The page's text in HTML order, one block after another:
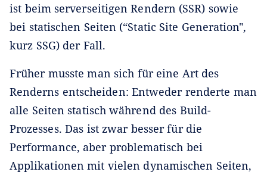
ist beim serverseitigen Rendern (SSR) sowie
bei statischen Seiten (“Static Site Generation",
kurz SSG) der Fall.
Früher musste man sich für eine Art des
Renderns entscheiden: Entweder renderte man
alle Seiten statisch während des Build-
Prozesses. Das ist zwar besser für die
Performance, aber problematisch bei
Applikationen mit vielen dynamischen Seiten,